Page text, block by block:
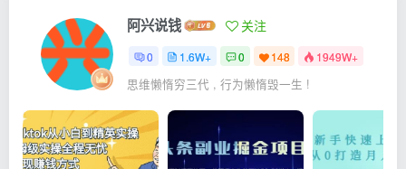
阿兴说钱 关注
0 1.6W+ 0 148 1949W+
思维懒惰穷三代 , 行为懒惰毁一生 !